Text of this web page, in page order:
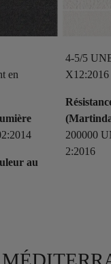
en
au
4-5/5
X12:2016
200000
2:2016